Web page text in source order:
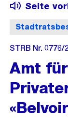
Seite
STRB Nr. 0776/
Amt